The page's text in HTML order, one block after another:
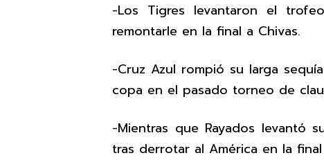
-Los Tigres levantaron el
remontarle en la final a Chivas.
-Cruz Azul rompió su larga
copa en el pasado torneo de
-Mientras que Rayados levantó
tras derrotar al América en la